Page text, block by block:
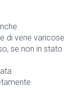
di vene varicose
se non in stato